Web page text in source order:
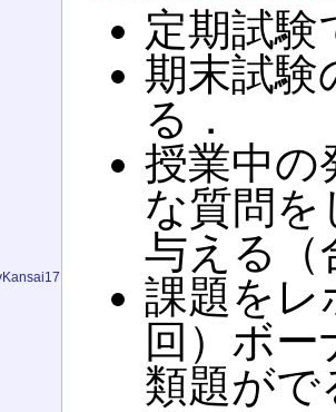
定期試験
期末試験
る．
授業中の
な質問を
与える（
課題をレ
回）ボ
類題がで